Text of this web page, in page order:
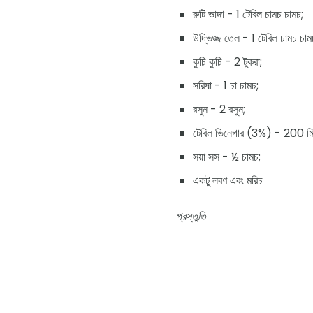
রুটি ভাঙ্গা - 1 টেবিল চামচ চামচ;
উদ্ভিজ্জ তেল - 1 টেবিল চামচ
কুচি কুচি - 2 টুকরা;
সরিষা - 1 চা চামচ;
রসুন - 2 রসুন;
টেবিল ভিনেগার (3%) - 200
সয়া সস - ½ চামচ;
একটু লবণ এবং মরিচ
প্রস্তুতি